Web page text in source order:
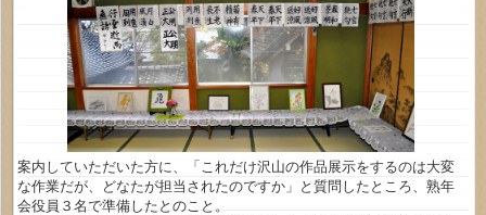
案内していただいた方に、「これだけ沢山の作品展示をするのは大変
な作業だが、どなたが担当されたのですか」と質問したところ、熟年
会役員３名で準備したとのこと。